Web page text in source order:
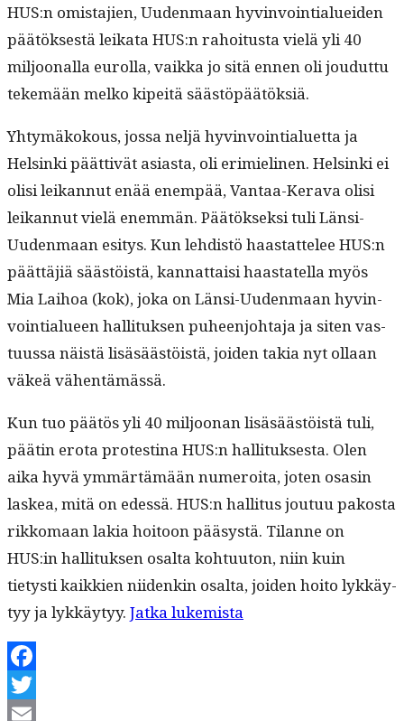
HUS:n omis­ta­jien, Uuden­maan hyv­in­voin­tialuei­den
päätök­ses­tä leika­ta HUS:n rahoi­tus­ta vielä yli 40
miljoon­al­la eurol­la, vaik­ka jo sitä ennen oli joudut­tu
tekemään melko kipeitä säästöpäätöksiä.
Yhtymäkok­ous, jos­sa neljä hyv­in­voin­tialuet­ta ja
Helsin­ki päät­tivät asi­as­ta, oli erim­ieli­nen. Helsin­ki ei
olisi leikan­nut enää enem­pää, Van­taa-Ker­a­va olisi
leikan­nut vielä enem­män. Päätök­sek­si tuli Län­si-
Uuden­maan esi­tys. Kun lehdis­tö haas­tat­telee HUS:n
päät­täjiä säästöistä, kan­nat­taisi haas­tatel­la myös
Mia Lai­hoa (kok), joka on Län­si-Uuden­maan hyv­in­
voin­tialueen hal­li­tuk­sen puheen­jo­hta­ja ja siten vas­
tu­us­sa näistä lisäsäästöistä, joiden takia nyt ollaan
väkeä vähentämässä.
Kun tuo päätös yli 40 miljoo­nan lisäsäästöistä tuli,
päätin ero­ta protesti­na HUS:n hal­li­tuk­ses­ta. Olen
aika hyvä ymmärtämään numeroi­ta, joten osasin
laskea, mitä on edessä. HUS:n hal­li­tus joutuu pakos­ta
rikko­maan lakia hoitoon pääsys­tä. Tilanne on
HUS:in hal­li­tuk­sen osalta kohtu­u­ton, niin kuin
tietysti kaikkien niidenkin osalta, joiden hoito lykkäy­
tyy ja lykkäy­tyy. Jat­ka lukemista
Facebook
Twitter